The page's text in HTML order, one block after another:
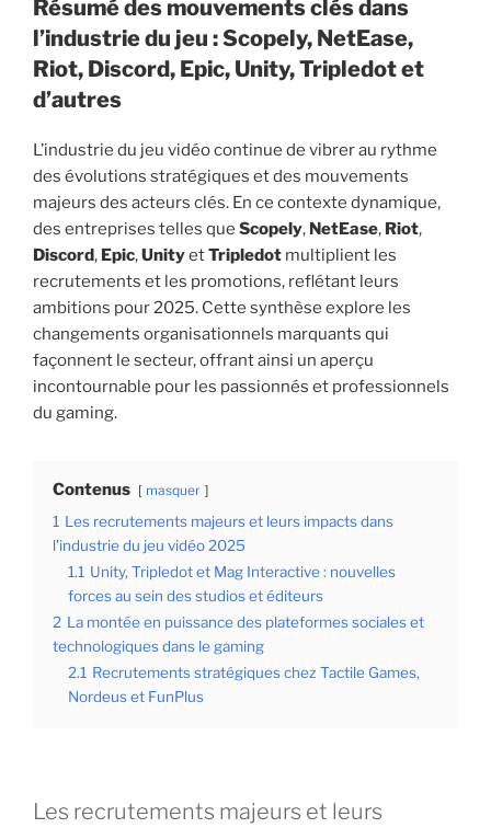
Résumé des mouvements clés dans
l’industrie du jeu : Scopely, NetEase,
Riot, Discord, Epic, Unity, Tripledot et
d’autres
L’industrie du jeu vidéo continue de vibrer au rythme
des évolutions stratégiques et des mouvements
majeurs des acteurs clés. En ce contexte dynamique,
des entreprises telles que Scopely, NetEase, Riot,
Discord, Epic,UnityetTripledot multiplient les
recrutements et les promotions, reflétant leurs
ambitions pour 2025. Cette synthèse explore les
changements organisationnels marquants qui
façonnent le secteur, offrant ainsi un aperçu
incontournable pour les passionnés et professionnels
du gaming.
Contenus masquer
1 Les recrutements majeurs et leurs impacts dans
l’industrie du jeu vidéo 2025
1.1 Unity, Tripledot et Mag Interactive : nouvelles
forces au sein des studios et éditeurs
2 La montée en puissance des plateformes sociales et
technologiques dans le gaming
2.1 Recrutements stratégiques chez Tactile Games,
Nordeus et FunPlus
Les recrutements majeurs et leurs